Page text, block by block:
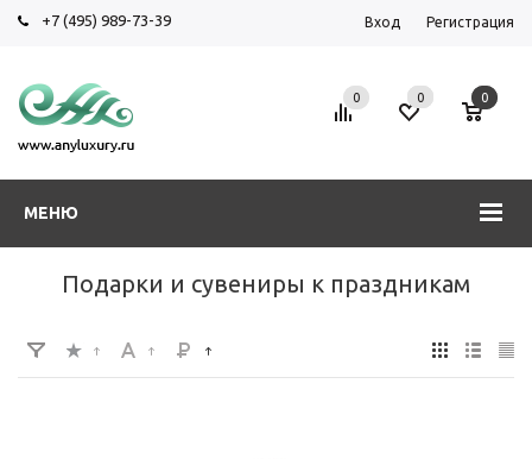
+7 (495) 989-73-39 Вход Регистрация
МЕНЮ
0 0 0
Подарки и сувениры к праздникам